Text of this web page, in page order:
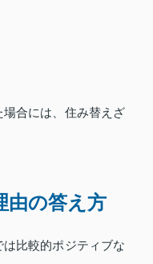
合には、住み替えざ
由の答え方
は比較的ポジティブな